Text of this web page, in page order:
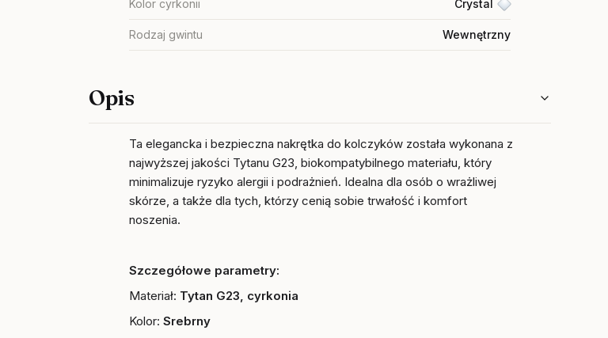
Kolor cyrkonii Crystal
Rodzaj gwintu Wewnętrzny
Opis
Ta elegancka i bezpieczna nakrętka do kolczyków została wykonana z
najwyższej jakości Tytanu G23, biokompatybilnego materiału, który
minimalizuje ryzyko alergii i podrażnień. Idealna dla osób o wrażliwej
skórze, a także dla tych, którzy cenią sobie trwałość i komfort
noszenia.
Szczegółowe parametry:
Materiał: Tytan G23, cyrkonia
Kolor:Srebrny